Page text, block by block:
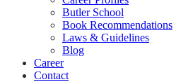
Butler School
Book Recommendations
Laws & Guidelines
Blog
Career
Contact